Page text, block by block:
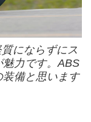
にならずにス
力です。ABS
備と思います